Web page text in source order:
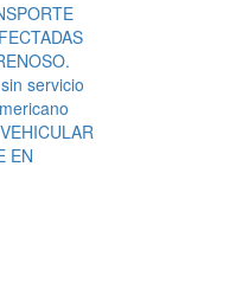
servicio
EN